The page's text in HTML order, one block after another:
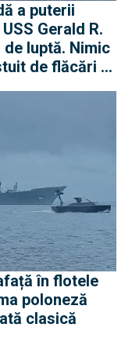
a puterii
Gerald R.
luptă. Nimic
de flăcări și
în flotele
poloneză
clasică